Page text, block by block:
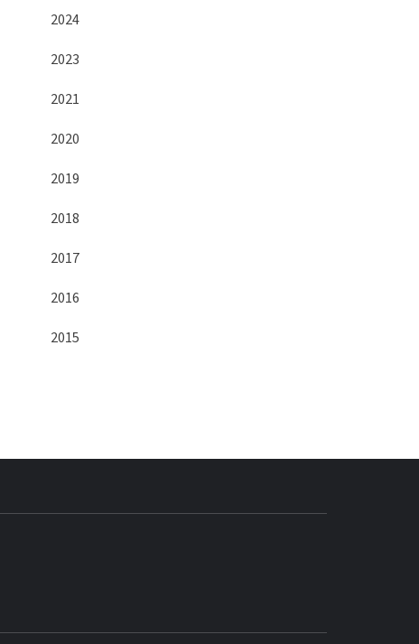
2024
2023
2021
2020
2019
2018
2017
2016
2015
BRASIL